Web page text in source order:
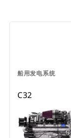
船用发电系统
C32